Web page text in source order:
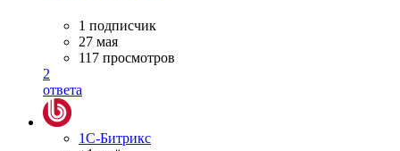
1 подписчик
27 мая
117 просмотров
2
ответа
1С-Битрикс